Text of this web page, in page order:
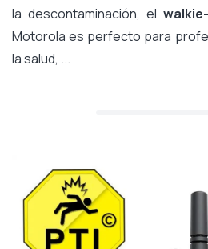
la descontaminación, el
Motorola es perfecto para
la salud, ...